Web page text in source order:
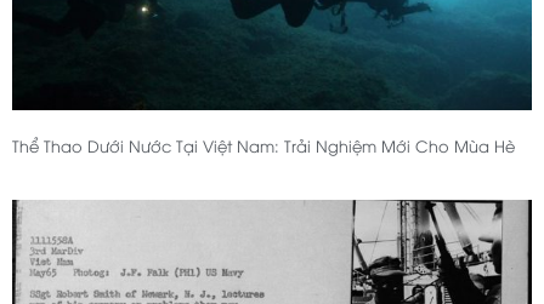
Thể Thao Dưới Nước Tại Việt Nam: Trải Nghiệm Mới Cho Mùa Hè